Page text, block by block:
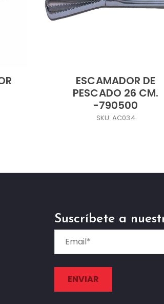
ESCAMADOR DE
PESCADO 26 CM.
-790500
SKU: AC034
Suscríbete a